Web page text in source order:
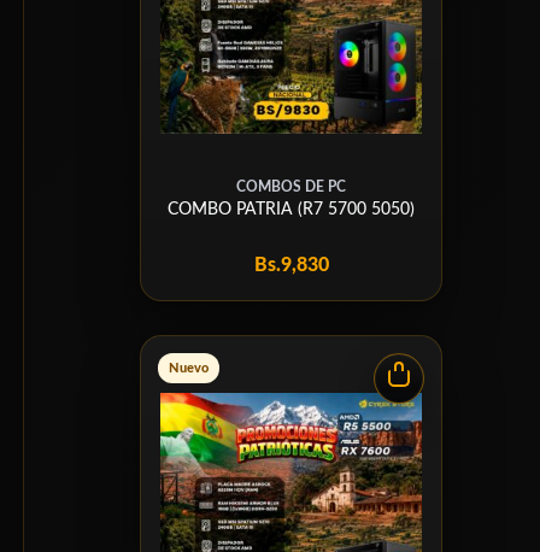
COMBOS DE PC
COMBO PATRIA (R7 5700 5050)
Bs.9,830
Nuevo